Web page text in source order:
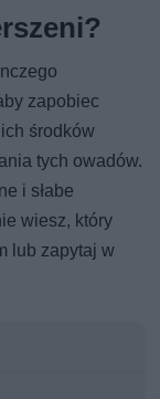
zapobiec
środków
tych owadów.
i słabe
wiesz, który
lub zapytaj w